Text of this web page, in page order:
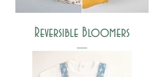
Reversible Bloomers